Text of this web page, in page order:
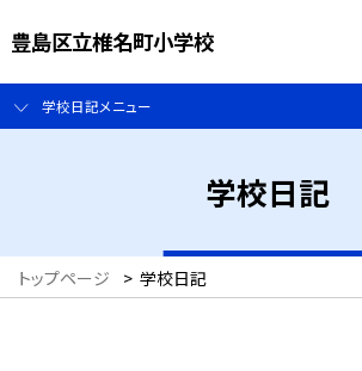
豊島区立椎名町小学校
学校日記メニュー
学校日記
トップページ > 学校日記